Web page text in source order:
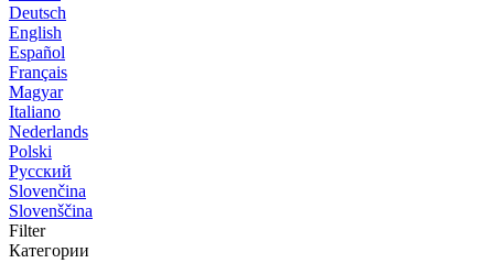
Deutsch
English
Español
Français
Magyar
Italiano
Nederlands
Polski
Русский
Slovenčina
Slovenščina
Filter
Категории